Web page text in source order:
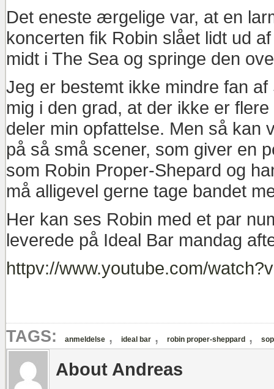
Det eneste ærgelige var, at en
koncerten fik Robin slået lidt ud
midt i The Sea og springe den
Jeg er bestemt ikke mindre fan
mig i den grad, at der ikke er
deler min opfattelse. Men så kan
på så små scener, som giver en
som Robin Proper-Shepard og
må alligevel gerne tage bandet
Her kan ses Robin med et par
leverede på Ideal Bar mandag
httpv://www.youtube.com/
TAGS: anmeldelse , ideal bar , robin proper-sheppard ,
About Andreas